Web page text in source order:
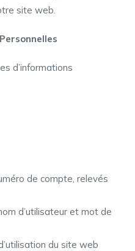
site web.
d’informations
de compte, relevés
d’utilisateur et mot de
du site web